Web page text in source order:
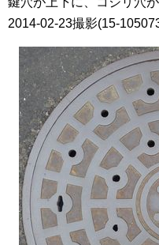
2014-02-23撮影(15-